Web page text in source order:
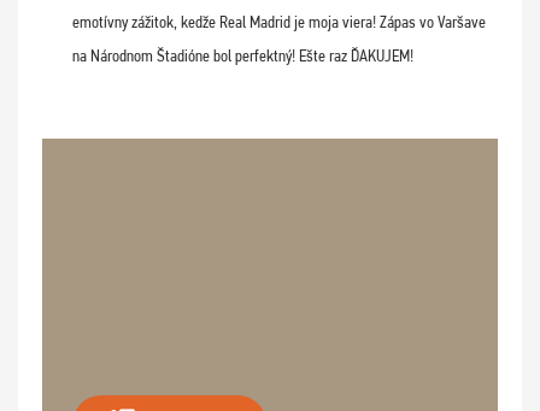
emotívny zážitok, kedže Real Madrid je moja viera! Zápas vo Varšave
na Národnom Štadióne bol perfektný! Ešte raz ĎAKUJEM!